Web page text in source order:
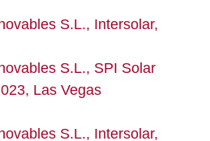
S.L., Intersolar,
S.L., SPI Solar
Las Vegas
S.L., Intersolar,